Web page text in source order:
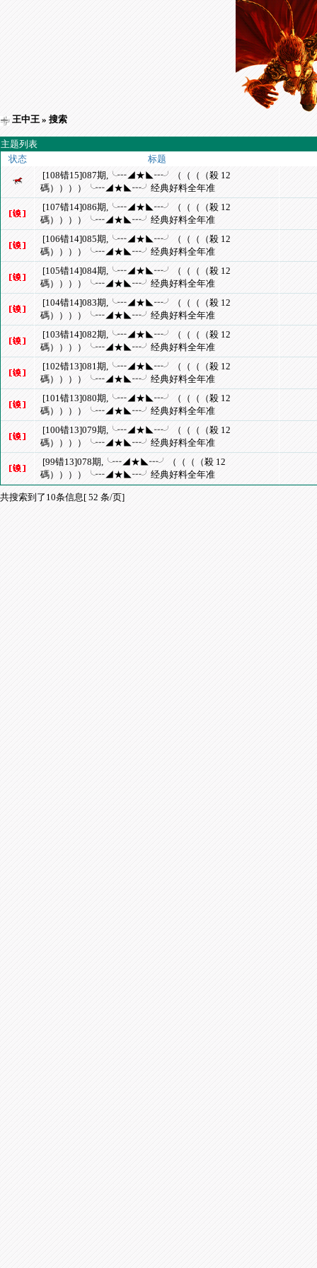
王中王 » 搜索
主题列表
状态
标题
[108错15]087期,╰┅◢★◣┅╯（（（（殺 12
碼））））╰┅◢★◣┅╯经典好料全年准
[107错14]086期,╰┅◢★◣┅╯（（（（殺 12
碼））））╰┅◢★◣┅╯经典好料全年准
[106错14]085期,╰┅◢★◣┅╯（（（（殺 12
碼））））╰┅◢★◣┅╯经典好料全年准
[105错14]084期,╰┅◢★◣┅╯（（（（殺 12
碼））））╰┅◢★◣┅╯经典好料全年准
[104错14]083期,╰┅◢★◣┅╯（（（（殺 12
碼））））╰┅◢★◣┅╯经典好料全年准
[103错14]082期,╰┅◢★◣┅╯（（（（殺 12
碼））））╰┅◢★◣┅╯经典好料全年准
[102错13]081期,╰┅◢★◣┅╯（（（（殺 12
碼））））╰┅◢★◣┅╯经典好料全年准
[101错13]080期,╰┅◢★◣┅╯（（（（殺 12
碼））））╰┅◢★◣┅╯经典好料全年准
[100错13]079期,╰┅◢★◣┅╯（（（（殺 12
碼））））╰┅◢★◣┅╯经典好料全年准
[99错13]078期,╰┅◢★◣┅╯（（（（殺 12
碼））））╰┅◢★◣┅╯经典好料全年准
共搜索到了10条信息[ 52 条/页]